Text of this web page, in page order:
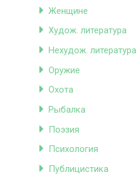
Женщине
Худож. литература
Нехудож. литература
Оружие
Охота
Рыбалка
Поэзия
Психология
Публицистика